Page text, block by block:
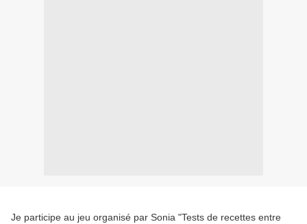
Je participe au jeu organisé par Sonia "Tests de recettes entre